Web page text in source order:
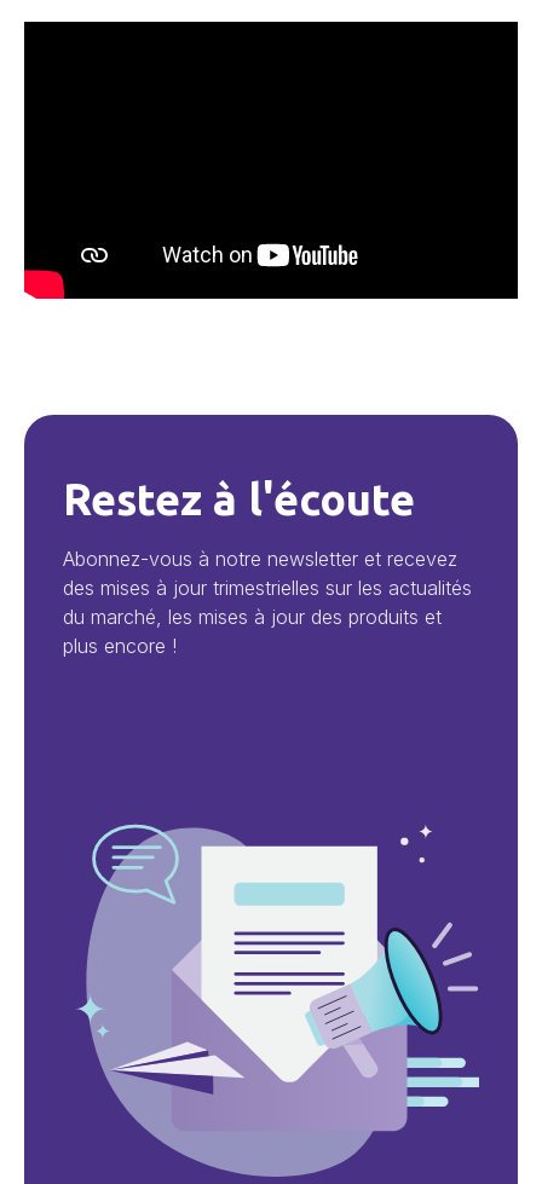
Restez à l'écoute
Abonnez-vous à notre newsletter et recevez
des mises à jour trimestrielles sur les actualités
du marché, les mises à jour des produits et
plus encore !